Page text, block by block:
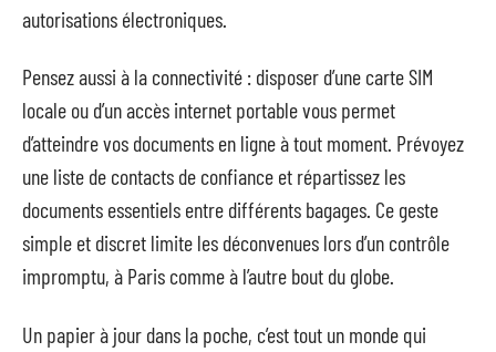
autorisations électroniques.
Pensez aussi à la connectivité : disposer d’une carte SIM
locale ou d’un accès internet portable vous permet
d’atteindre vos documents en ligne à tout moment. Prévoyez
une liste de contacts de confiance et répartissez les
documents essentiels entre différents bagages. Ce geste
simple et discret limite les déconvenues lors d’un contrôle
impromptu, à Paris comme à l’autre bout du globe.
Un papier à jour dans la poche, c’est tout un monde qui